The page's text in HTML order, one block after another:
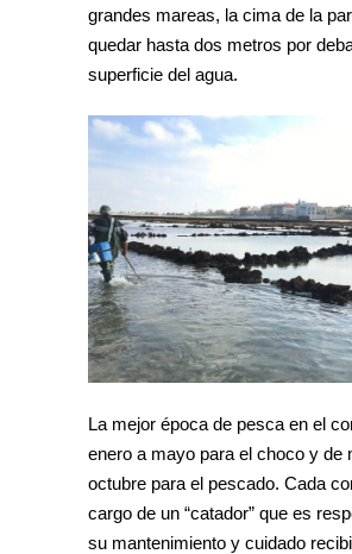
grandes mareas, la cima de la
quedar hasta dos metros por
superficie del agua.
La mejor época de pesca en el
enero a mayo para el choco y de
octubre para el pescado. Cada
cargo de un “catador” que es
su mantenimiento y cuidado